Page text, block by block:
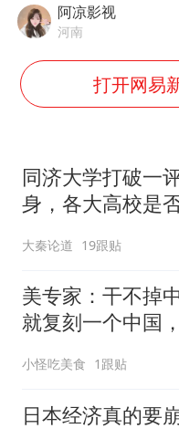
美
李
中
阿凉影视
河南
打开网易
同济大学打破一
身，各大高校是
大秦论道 19跟贴
美专家：干不掉
就复刻一个中国
小怪吃美食 1跟贴
日本经济真的要